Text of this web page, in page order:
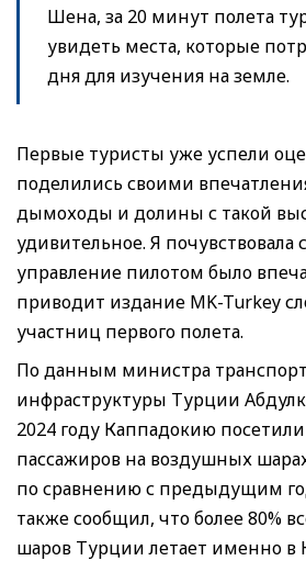
Шена, за 20 минут полета
увидеть места, которые
дня для изучения на земле.
Первые туристы уже успели
поделились своими
дымоходы и долины с такой
удивительное. Я почувствовала
управление пилотом было
приводит издание MK-Turkey
участниц первого полета.
По данным министра
инфраструктуры Турции
2024 году Каппадокию
пассажиров на воздушных
по сравнению с предыдущим
также сообщил, что более 80%
шаров Турции летает именно в